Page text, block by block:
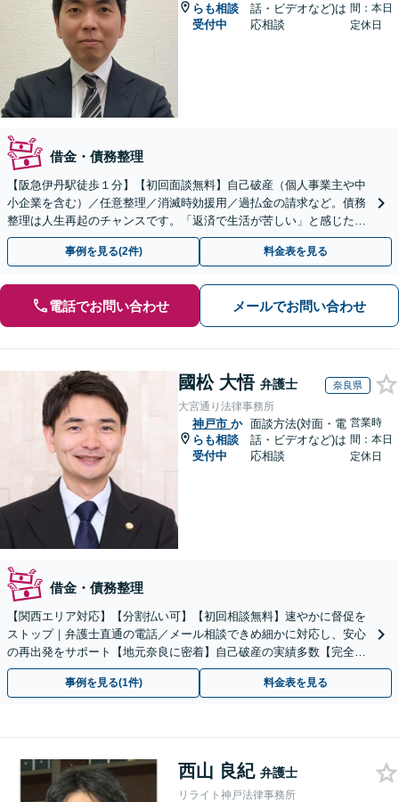
らも相談
受付中
話・ビデオなど)は
応相談
間：本日
定休日
借金・債務整理
【阪急伊丹駅徒歩１分】【初回面談無料】自己破産（個人事業主や中
小企業を含む）／任意整理／消滅時効援用／過払金の請求など。債務
整理は人生再起のチャンスです。「返済で生活が苦しい」と感じた
ら、早めにお気軽にご相談ください【法テラス利用可】
事例を見る(2件) 料金表を見る
電話でお問い合わせ メールでお問い合わせ
國松 大悟 弁護士 奈良県
大宮通り法律事務所
神戸市 か
らも相談
受付中
面談方法(対面・電
話・ビデオなど)は
応相談
営業時
間：本日
定休日
借金・債務整理
【関西エリア対応】【分割払い可】【初回相談無料】速やかに督促を
ストップ｜弁護士直通の電話／メール相談できめ細かに対応し、安心
の再出発をサポート【地元奈良に密着】自己破産の実績多数【完全個
室】
事例を見る(1件) 料金表を見る
西山 良紀 弁護士
リライト神戸法律事務所